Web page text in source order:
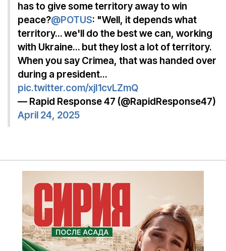
has to give some territory away to win
peace?@POTUS: "Well, it depends what
territory… we'll do the best we can, working
with Ukraine… but they lost a lot of territory.
When you say Crimea, that was handed over
during a president…
pic.twitter.com/xjI1cvLZmQ
— Rapid Response 47 (@RapidResponse47)
April 24, 2025